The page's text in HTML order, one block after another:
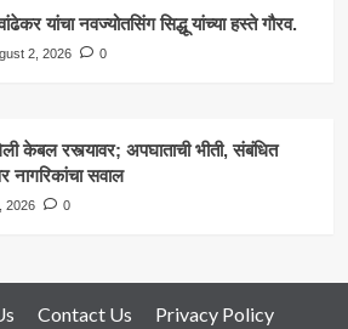
यांचा नवज्योतसिंग सिद्धू यांच्या हस्ते गौरव.
2, 2026 0
केबल रस्त्यावर; अपघाताची भीती, संबंधित
नागरिकांचा सवाल
2026 0
Contact Us Privacy Policy